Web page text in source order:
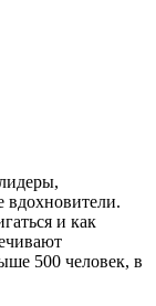
и как
500 человек, в